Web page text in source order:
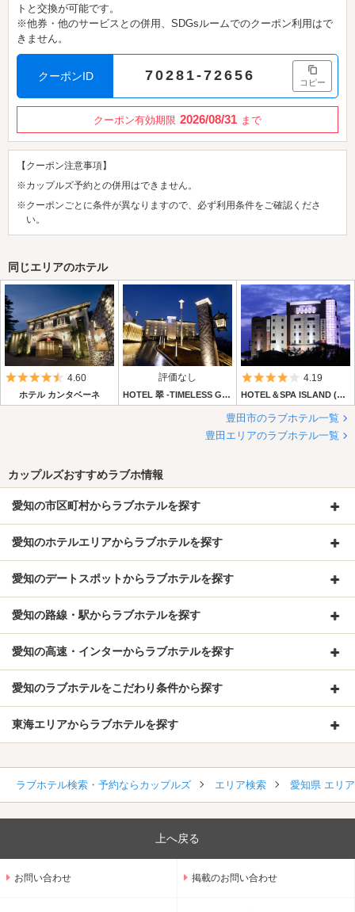
トと交換が可能です。
※他券・他のサービスとの併用、SDGsルームでのクーポン利用はで
きません。
クーポンID 70281-72656 コピー
クーポン有効期限 2026/08/31 まで
【クーポン注意事項】
※カップルズ予約との併用はできません。
※クーポンごとに条件が異なりますので、必ず利用条件をご確認くださ
い。
同じエリアのホテル
5つ星のうち4.5
4.60
ホテル カンタベーネ
評価なし
HOTEL 翠 -TIMELESS GARDEN-
5つ星のうち4
4.19
HOTEL＆SPA ISLAND (ホテル アンド スパ アイランド)
豊田市のラブホテル一覧
豊田エリアのラブホテル一覧
カップルズおすすめラブホ情報
愛知の市区町村からラブホテルを探す
愛知のホテルエリアからラブホテルを探す
愛知のデートスポットからラブホテルを探す
愛知の路線・駅からラブホテルを探す
愛知の高速・インターからラブホテルを探す
愛知のラブホテルをこだわり条件から探す
東海エリアからラブホテルを探す
ラブホテル検索・予約ならカップルズ エリア検索 愛知県 エリ
上へ戻る
お問い合わせ 掲載のお問い合わせ